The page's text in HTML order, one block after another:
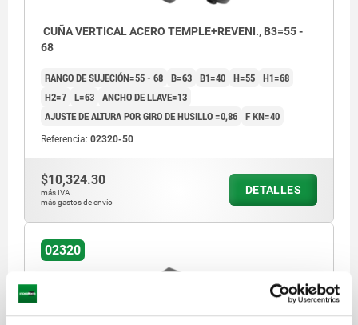
1) Agujero de centrado para 02210
CUÑA VERTICAL ACERO TEMPLE+REVENI., B3=55 -
68
RANGO DE SUJECIÓN=55 - 68 B=63 B1=40 H=55 H1=68
H2=7 L=63 ANCHO DE LLAVE=13
AJUSTE DE ALTURA POR GIRO DE HUSILLO =0,86 F KN=40
Referencia: 02320-50
$10,324.30
más IVA.
más gastos de envío
DETALLES
02320